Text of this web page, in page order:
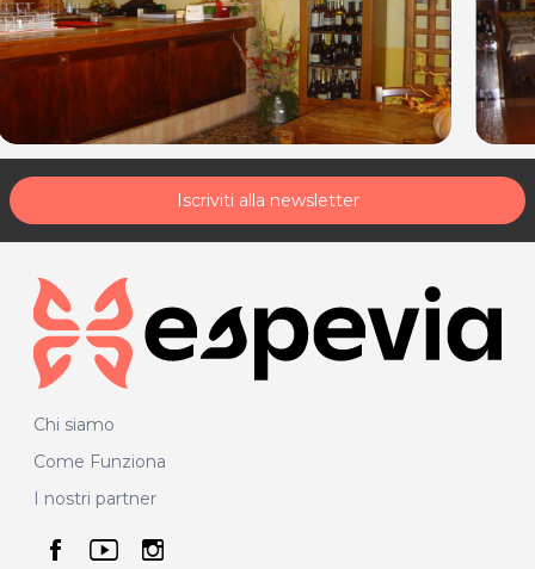
Iscriviti alla newsletter
Chi siamo
Come Funziona
I nostri partner
seguici su facebook
seguici su youtube
seguici su instagram